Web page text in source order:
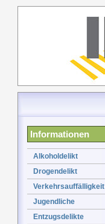
Informationen
Alkoholdelikt
Drogendelikt
Verkehrsauffälligkeit
Jugendliche
Entzugsdelikte